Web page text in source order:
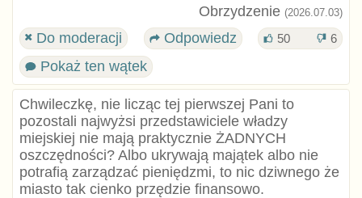
Obrzydzenie (2026.07.03)
Do moderacji Odpowiedz 50 6
Pokaż ten wątek
Chwileczkę, nie licząc tej pierwszej Pani to
pozostali najwyżsi przedstawiciele władzy
miejskiej nie mają praktycznie ŻADNYCH
oszczędności? Albo ukrywają majątek albo nie
potrafią zarządzać pieniędzmi, to nic dziwnego że
miasto tak cienko przędzie finansowo.